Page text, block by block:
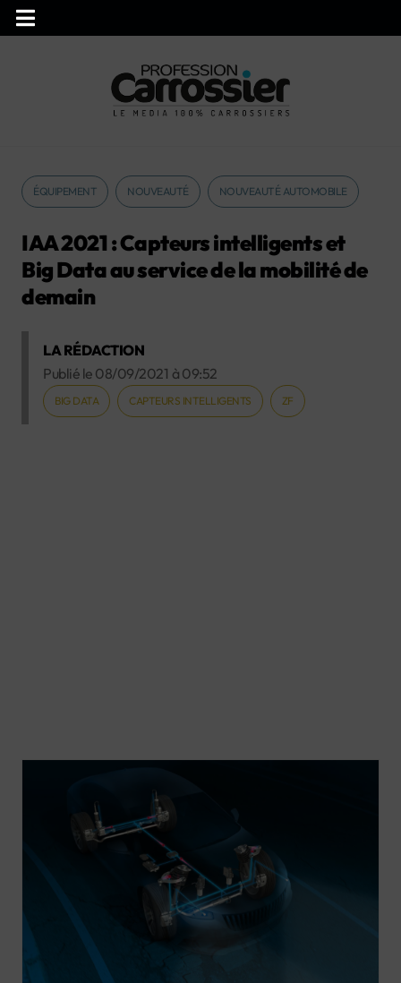
ÉQUIPEMENT NOUVEAUTÉ NOUVEAUTÉ AUTOMOBILE
IAA 2021 : Capteurs intelligents et
Big Data au service de la mobilité de
demain
LA RÉDACTION
Publié le 08/09/2021 à 09:52
BIG DATA CAPTEURS INTELLIGENTS ZF